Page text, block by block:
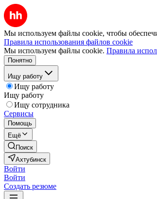
Мы используем файлы cookie, чтобы
Правила использования файлов cookie
Мы используем файлы cookie. Правила
Понятно
Ищу работу
Ищу работу
Ищу работу
Ищу сотрудника
Сервисы
Помощь
Ещё
Поиск
Ахтубинск
Войти
Войти
Создать резюме